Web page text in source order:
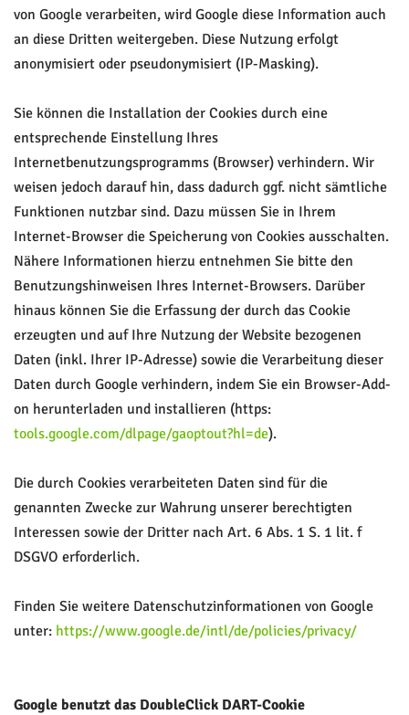
von Google verarbeiten, wird Google diese Information auch
an diese Dritten weitergeben. Diese Nutzung erfolgt
anonymisiert oder pseudonymisiert (IP-Masking).
Sie können die Installation der Cookies durch eine
entsprechende Einstellung Ihres
Internetbenutzungsprogramms (Browser) verhindern. Wir
weisen jedoch darauf hin, dass dadurch ggf. nicht sämtliche
Funktionen nutzbar sind. Dazu müssen Sie in Ihrem
Internet-Browser die Speicherung von Cookies ausschalten.
Nähere Informationen hierzu entnehmen Sie bitte den
Benutzungshinweisen Ihres Internet-Browsers. Darüber
hinaus können Sie die Erfassung der durch das Cookie
erzeugten und auf Ihre Nutzung der Website bezogenen
Daten (inkl. Ihrer IP-Adresse) sowie die Verarbeitung dieser
Daten durch Google verhindern, indem Sie ein Browser-Add-
on herunterladen und installieren (https:
tools.google.com/dlpage/gaoptout?hl=de).
Die durch Cookies verarbeiteten Daten sind für die
genannten Zwecke zur Wahrung unserer berechtigten
Interessen sowie der Dritter nach Art. 6 Abs. 1 S. 1 lit. f
DSGVO erforderlich.
Finden Sie weitere Datenschutzinformationen von Google
unter: https://www.google.de/intl/de/policies/privacy/
Google benutzt das DoubleClick DART-Cookie